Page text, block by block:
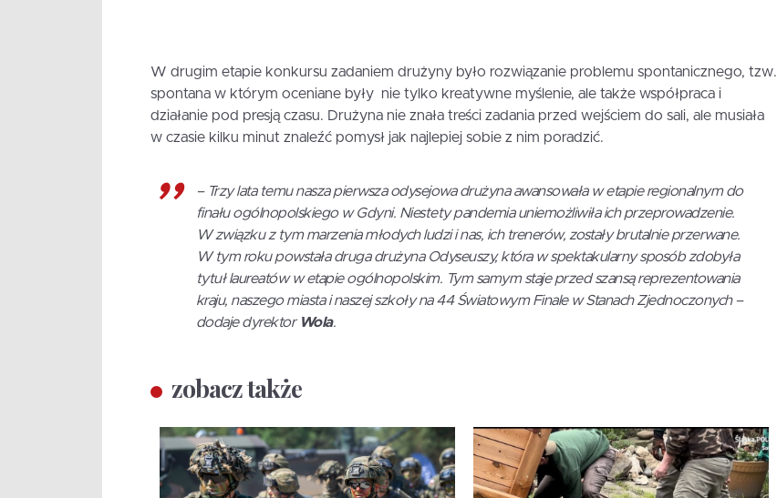
W drugim etapie konkursu zadaniem drużyny było rozwiązanie problemu spontanicznego, tzw.
spontana w którym oceniane były nie tylko kreatywne myślenie, ale także współpraca i
działanie pod presją czasu. Drużyna nie znała treści zadania przed wejściem do sali, ale musiała
w czasie kilku minut znaleźć pomysł jak najlepiej sobie z nim poradzić.
– Trzy lata temu nasza pierwsza odysejowa drużyna awansowała w etapie regionalnym do
finału ogólnopolskiego w Gdyni. Niestety pandemia uniemożliwiła ich przeprowadzenie.
W związku z tym marzenia młodych ludzi i nas, ich trenerów, zostały brutalnie przerwane.
W tym roku powstała druga drużyna Odyseuszy, która w spektakularny sposób zdobyła
tytuł laureatów w etapie ogólnopolskim. Tym samym staje przed szansą reprezentowania
kraju, naszego miasta i naszej szkoły na 44 Światowym Finale w Stanach Zjednoczonych–
dodaje dyrektor Wola.
zobacz także